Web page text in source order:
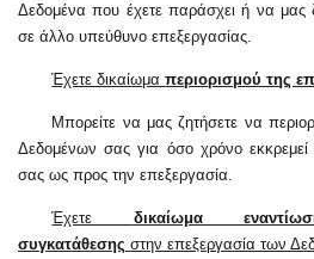
Δεδομένα που έχετε παράσχει ή να μας
σε άλλο υπεύθυνο επεξεργασίας.
Έχετε δικαίωμαπεριορισμού της
Μπορείτε να μας ζητήσετε να
Δεδομένων σας για όσο χρόνο
σας ως προς την επεξεργασία.
Έχετε δικαίωμα
συγκατάθεσης στην επεξεργασία των